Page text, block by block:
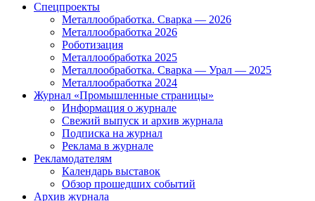
Спецпроекты
Металлообработка. Сварка — 2026
Металлообработка 2026
Роботизация
Металлообработка 2025
Металлообработка. Сварка — Урал — 2025
Металлообработка 2024
Журнал «Промышленные страницы»
Информация о журнале
Свежий выпуск и архив журнала
Подписка на журнал
Реклама в журнале
Рекламодателям
Календарь выставок
Обзор прошедших событий
Архив журнала